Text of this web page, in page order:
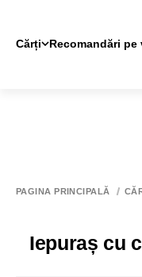
Cărți Recomandări pe
PAGINA PRINCIPALĂ
Iepuraș cu